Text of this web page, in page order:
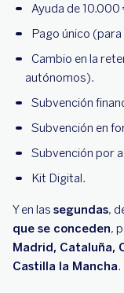
Ayuda de
Pago único
Cambio en la
autónomos).
Subvención
Subvención en
Subvención por
Kit Digital.
Y en las segundas,
que se conceden,
Madrid, Cataluña,
Castilla la Mancha.